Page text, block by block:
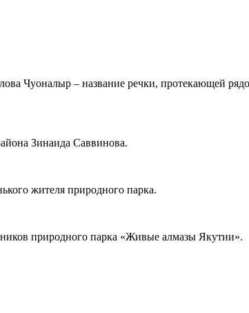
Чуоналыр – название речки, протекающей
Зинаида Саввинова.
жителя природного парка.
природного парка «Живые алмазы Якутии».